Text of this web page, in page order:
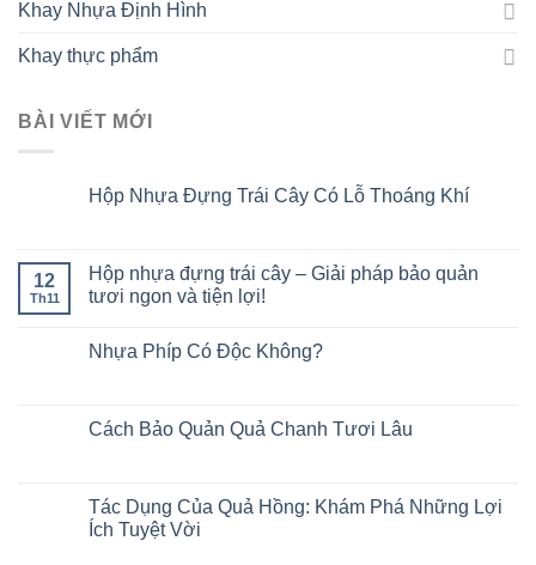
Khay Nhựa Định Hình
Khay thực phẩm
BÀI VIẾT MỚI
Hộp Nhựa Đựng Trái Cây Có Lỗ Thoáng Khí
12
Th11
Hộp nhựa đựng trái cây – Giải pháp bảo quản
tươi ngon và tiện lợi!
Nhựa Phíp Có Độc Không?
Cách Bảo Quản Quả Chanh Tươi Lâu
Tác Dụng Của Quả Hồng: Khám Phá Những Lợi
Ích Tuyệt Vời